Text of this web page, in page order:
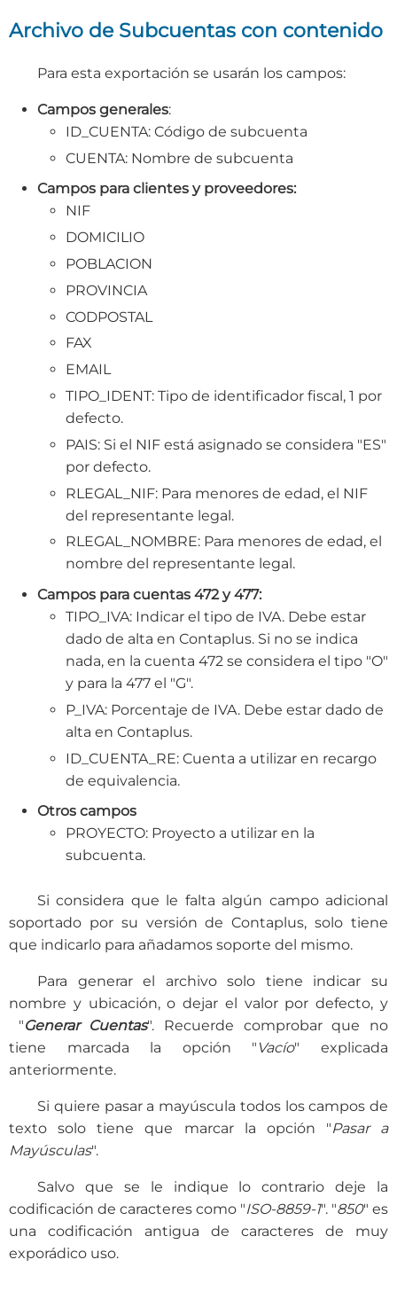
Archivo de Subcuentas con contenido
Para esta exportación se usarán los campos:
Campos generales:
ID_CUENTA: Código de subcuenta
CUENTA: Nombre de subcuenta
Campos para clientes y proveedores:
NIF
DOMICILIO
POBLACION
PROVINCIA
CODPOSTAL
​FAX
EMAIL
TIPO_IDENT: Tipo de identificador fiscal, 1 por
defecto.
PAIS: Si el NIF está asignado se considera "ES"
por defecto.
RLEGAL_NIF: Para menores de edad, el NIF
del representante legal.
RLEGAL_NOMBRE: Para menores de edad, el
nombre del representante legal.
Campos para cuentas 472 y 477:
TIPO_IVA: Indicar el tipo de IVA. Debe estar
dado de alta en Contaplus. Si no se indica
nada, en la cuenta 472 se considera el tipo "O"
y para la 477 el "G".
P_IVA: Porcentaje de IVA. Debe estar dado de
alta en Contaplus.
ID_CUENTA_RE: Cuenta a utilizar en recargo
de equivalencia.
Otros campos
PROYECTO: Proyecto a utilizar en la
subcuenta.
Si considera que le falta algún campo adicional
soportado por su versión de Contaplus, solo tiene
que indicarlo para añadamos soporte del mismo.
Para generar el archivo solo tiene indicar su
nombre y ubicación, o dejar el valor por defecto, y
"Generar Cuentas". Recuerde comprobar que no
tiene marcada la opción " Vacío" explicada
anteriormente.
Si quiere pasar a mayúscula todos los campos de
texto solo tiene que marcar la opción "Pasar a
Mayúsculas".
Salvo que se le indique lo contrario deje la
codificación de caracteres como "ISO-8859-1". "850" es
una codificación antigua de caracteres de muy
exporádico uso.